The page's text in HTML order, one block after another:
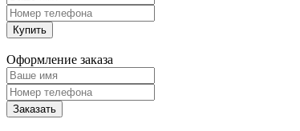
Купить
Оформление заказа
Заказать